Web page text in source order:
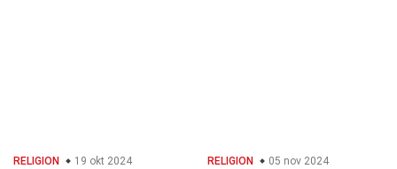
RELIGION 19 okt 2024 RELIGION 05 nov 2024